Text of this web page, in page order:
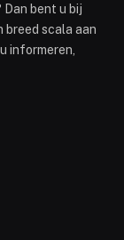
Dan bent u bij
breed scala aan
informeren,